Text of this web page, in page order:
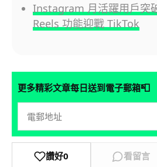
Instagram 月活躍用戶突
Reels 功能迎戰 TikTok
更多精彩文章每日送到電子郵箱📮
讚好0 看留言